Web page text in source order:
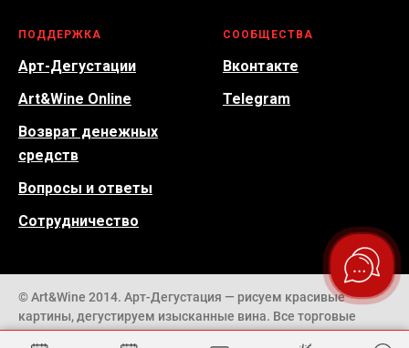
ПОДДЕРЖКА
Арт-Дегустации
Art&Wine Online
Возврат денежных
средств
Вопросы и ответы
Сотрудничество
СООБЩЕСТВА
Вконтакте
Telegram
© Art&Wine 2014. Арт-Дегустация — рисуем красивые
картины, дегустируем изысканные вина. Все торговые
марки, использованные на сайте, принадлежат их